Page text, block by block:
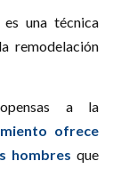
es una técnica
remodelación
a la
ofrece
hombres que